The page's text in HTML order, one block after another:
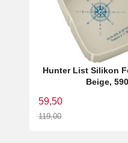
Hunter List Silikon
Beige,
59,50
119,00